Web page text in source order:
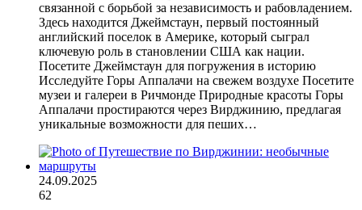
связанной с борьбой за независимость и рабовладением.
Здесь находится Джеймстаун, первый постоянный
английский поселок в Америке, который сыграл
ключевую роль в становлении США как нации.
Посетите Джеймстаун для погружения в историю
Исследуйте Горы Аппалачи на свежем воздухе Посетите
музеи и галереи в Ричмонде Природные красоты Горы
Аппалачи простираются через Вирджинию, предлагая
уникальные возможности для пеших…
24.09.2025
62